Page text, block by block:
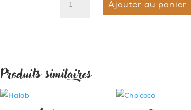
Ajouter au panier
Produits similaires